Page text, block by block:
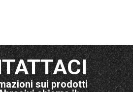
sui prodotti